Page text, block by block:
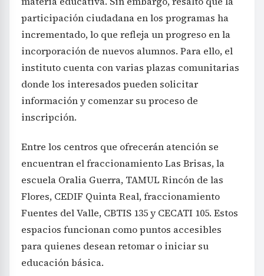
participación ciudadana en los programas ha
incrementado, lo que refleja un progreso en la
incorporación de nuevos alumnos. Para ello, el
instituto cuenta con varias plazas comunitarias
donde los interesados pueden solicitar
información y comenzar su proceso de
inscripción.
Entre los centros que ofrecerán atención se
encuentran el fraccionamiento Las Brisas, la
escuela Oralia Guerra, TAMUL Rincón de las
Flores, CEDIF Quinta Real, fraccionamiento
Fuentes del Valle, CBTIS 135 y CECATI 105. Estos
espacios funcionan como puntos accesibles
para quienes desean retomar o iniciar su
educación básica.